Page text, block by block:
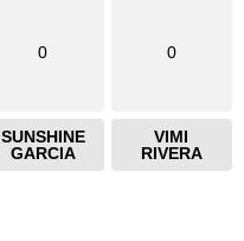
0
SUNSHINE
GARCIA
0
VIMI
RIVERA